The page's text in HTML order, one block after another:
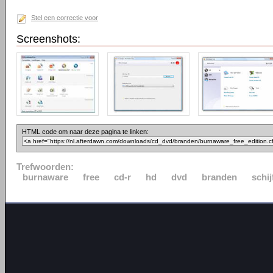
Stel een correctie voor
Screenshots:
HTML code om naar deze pagina te linken:
Trefwoorden:
burnaware
free cd-r hd dvd branden